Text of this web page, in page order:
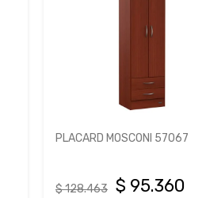
PLACARD MOSCONI 57067
$ 128.463 $ 95.360